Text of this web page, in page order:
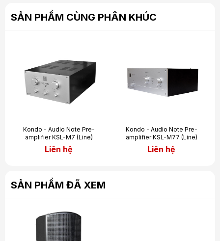
SẢN PHẨM CÙNG PHÂN KHÚC
Kondo - Audio Note Pre-
amplifier KSL-M7 (Line)
Liên hệ
Kondo - Audio Note Pre-
amplifier KSL-M77 (Line)
Liên hệ
SẢN PHẨM ĐÃ XEM